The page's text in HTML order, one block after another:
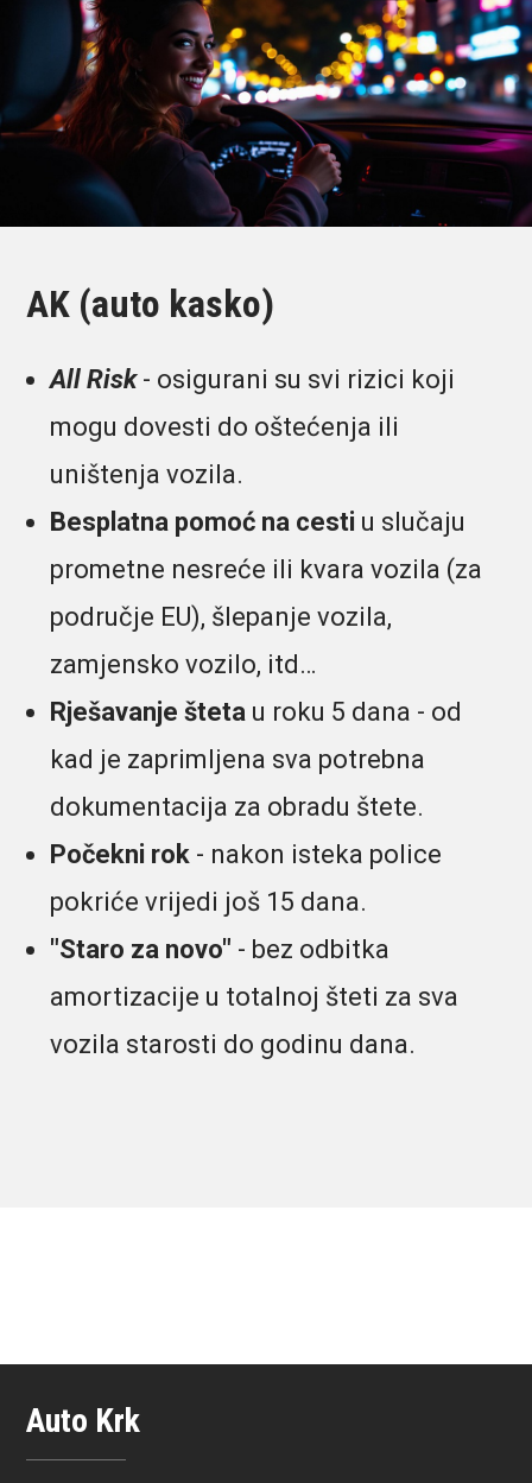
AK (auto kasko)
All Risk- osigurani su svi rizici koji
mogu dovesti do oštećenja ili
uništenja vozila.
Besplatna pomoć na cesti u slučaju
prometne nesreće ili kvara vozila (za
područje EU), šlepanje vozila,
zamjensko vozilo, itd…
Rješavanje šteta u roku 5 dana - od
kad je zaprimljena sva potrebna
dokumentacija za obradu štete.
Počekni rok - nakon isteka police
pokriće vrijedi još 15 dana.
"Staro za novo" - bez odbitka
amortizacije u totalnoj šteti za sva
vozila starosti do godinu dana.
Auto Krk